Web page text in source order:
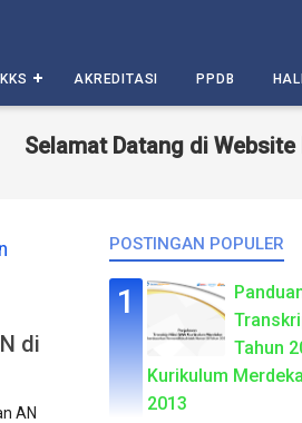
AKREDITASI PPDB
Datang di Website
di
AN
POSTINGAN POPULER
Tahun
Kurikulum
2013